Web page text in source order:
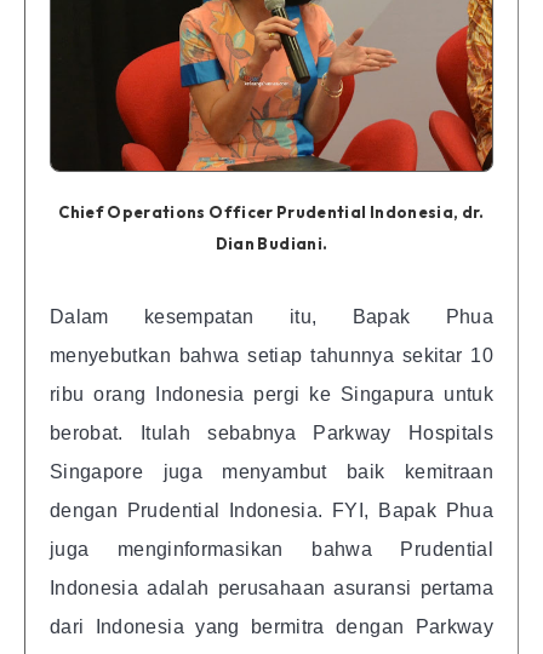
Chief Operations Officer Prudential Indonesia, dr.
Dian Budiani.
Dalam kesempatan itu, Bapak Phua
menyebutkan bahwa setiap tahunnya sekitar 10
ribu orang Indonesia pergi ke Singapura untuk
berobat. Itulah sebabnya Parkway Hospitals
Singapore juga menyambut baik kemitraan
dengan Prudential Indonesia. FYI, Bapak Phua
juga menginformasikan bahwa Prudential
Indonesia adalah perusahaan asuransi pertama
dari Indonesia yang bermitra dengan Parkway